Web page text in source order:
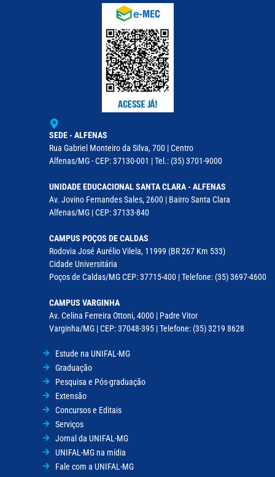
SEDE - ALFENAS
Rua Gabriel Monteiro da Silva, 700 | Centro
Alfenas/MG - CEP: 37130-001 | Tel.: (35) 3701-9000
UNIDADE EDUCACIONAL SANTA CLARA - ALFENAS
Av. Jovino Fernandes Sales, 2600 | Bairro Santa Clara
Alfenas/MG | CEP: 37133-840
CAMPUS POÇOS DE CALDAS
Rodovia José Aurélio Vilela, 11999 (BR 267 Km 533)
Cidade Universitária
Poços de Caldas/MG CEP: 37715-400 | Telefone: (35) 3697-4600
CAMPUS VARGINHA
Av. Celina Ferreira Ottoni, 4000 | Padre Vitor
Varginha/MG | CEP: 37048-395 | Telefone: (35) 3219 8628
Estude na UNIFAL-MG
Graduação
Pesquisa e Pós-graduação
Extensão
Concursos e Editais
Serviços
Jornal da UNIFAL-MG
UNIFAL-MG na mídia
Fale com a UNIFAL-MG